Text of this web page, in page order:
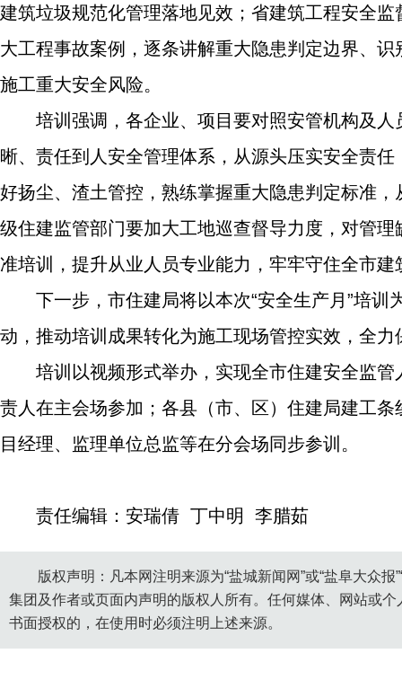
建筑垃圾规范化管理落地见效；省建筑工程安全
大工程事故案例，逐条讲解重大隐患判定边界、
施工重大安全风险。
培训强调，各企业、项目要对照安管机构及
晰、责任到人安全管理体系，从源头压实安全责
好扬尘、渣土管控，熟练掌握重大隐患判定标准
级住建监管部门要加大工地巡查督导力度，对管
准培训，提升从业人员专业能力，牢牢守住全市
下一步，市住建局将以本次“安全生产月”培
动，推动培训成果转化为施工现场管控实效，全
培训以视频形式举办，实现全市住建安全监
责人在主会场参加；各县（市、区）住建局建工
目经理、监理单位总监等在分会场同步参训。
责任编辑：安瑞倩 丁中明 李腊茹
版权声明：凡本网注明来源为“盐城新闻网”或“盐阜大众
集团及作者或页面内声明的版权人所有。任何媒体、网站或
书面授权的，在使用时必须注明上述来源。